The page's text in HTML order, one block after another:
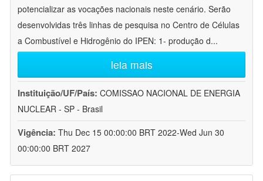
potencializar as vocações nacionais neste cenário. Serão
desenvolvidas três linhas de pesquisa no Centro de Células
a Combustível e Hidrogênio do IPEN: 1- produção d...
leia mais
Instituição/UF/País: COMISSAO NACIONAL DE ENERGIA
NUCLEAR - SP - Brasil
Vigência: Thu Dec 15 00:00:00 BRT 2022-Wed Jun 30
00:00:00 BRT 2027